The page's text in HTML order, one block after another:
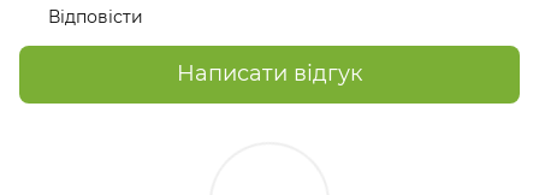
Відповісти
Написати відгук